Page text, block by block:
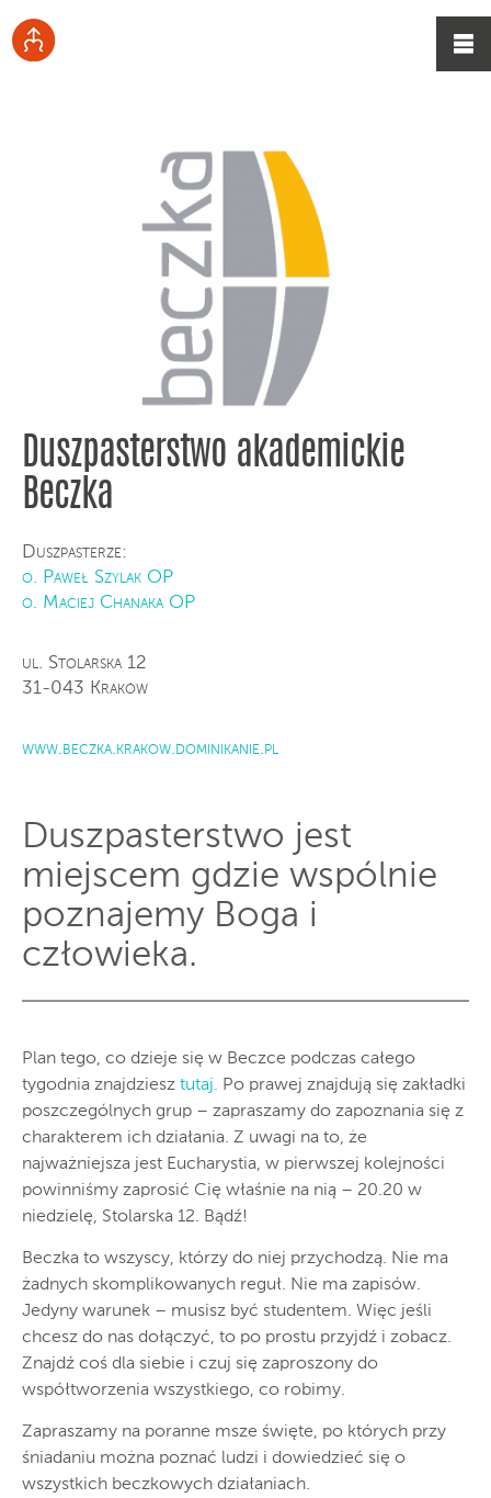
Duszpasterstwo akademickie
Beczka
Duszpasterze:
o. Paweł Szylak OP
o. Maciej Chanaka OP
ul. Stolarska 12
31-043 Kraków
www.beczka.krakow.dominikanie.pl
Duszpasterstwo jest
miejscem gdzie wspólnie
poznajemy Boga i
człowieka.
Plan tego, co dzieje się w Beczce podczas całego
tygodnia znajdziesz tutaj. Po prawej znajdują się zakładki
poszczególnych grup – zapraszamy do zapoznania się z
charakterem ich działania. Z uwagi na to, że
najważniejsza jest Eucharystia, w pierwszej kolejności
powinniśmy zaprosić Cię właśnie na nią – 20.20 w
niedzielę, Stolarska 12. Bądź!
Beczka to wszyscy, którzy do niej przychodzą. Nie ma
żadnych skomplikowanych reguł. Nie ma zapisów.
Jedyny warunek – musisz być studentem. Więc jeśli
chcesz do nas dołączyć, to po prostu przyjdź i zobacz.
Znajdź coś dla siebie i czuj się zaproszony do
współtworzenia wszystkiego, co robimy.
Zapraszamy na poranne msze święte, po których przy
śniadaniu można poznać ludzi i dowiedzieć się o
wszystkich beczkowych działaniach.